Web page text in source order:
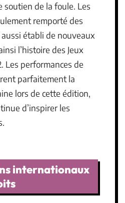
soutien de la foule. Les
remporté des
établi de nouveaux
l’histoire des Jeux
Les performances de
parfaitement la
lors de cette édition,
d’inspirer les
internationaux